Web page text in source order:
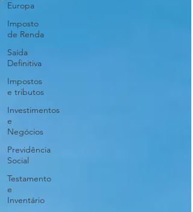
Europa
Imposto
de Renda
Saída
Definitiva
Impostos
e tributos
Investimentos
e
Negócios
Previdência
Social
Testamento
e
Inventário